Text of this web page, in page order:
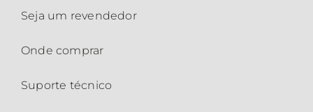
Seja um revendedor
Onde comprar
Suporte técnico